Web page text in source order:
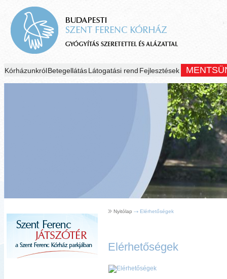
KórházunkrólBetegellátásLátogatási rend Fejlesztések
Nyitólap Elérhetőségek
Elérhetőségek